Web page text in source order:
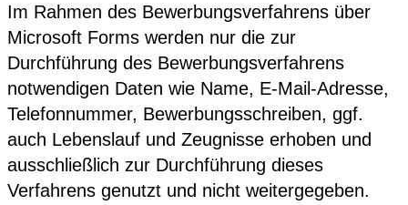
Im Rahmen des Bewerbungsverfahrens über
Microsoft Forms werden nur die zur
Durchführung des Bewerbungsverfahrens
notwendigen Daten wie Name, E-Mail-Adresse,
Telefonnummer, Bewerbungsschreiben, ggf.
auch Lebenslauf und Zeugnisse erhoben und
ausschließlich zur Durchführung dieses
Verfahrens genutzt und nicht weitergegeben.